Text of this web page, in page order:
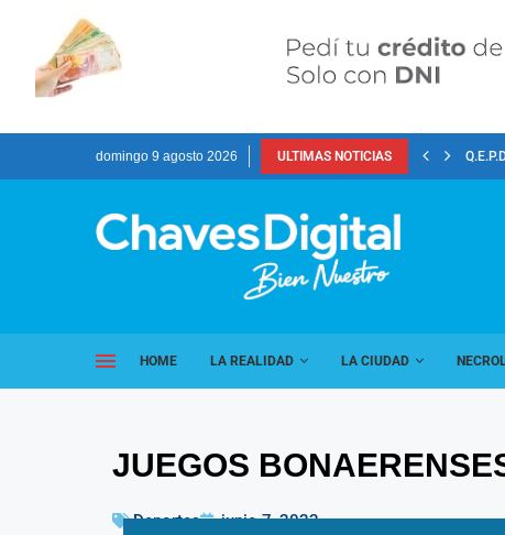
domingo 9 agosto 2026 ULTIMAS NOTICIAS
HOME LA REALIDAD LA CIUDAD
JUEGOS
Deportes junio 7, 2022